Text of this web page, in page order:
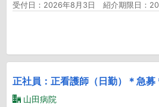
受付日：2026年8月3日 紹介期限日：
正社員：正看護師（日勤）＊急募
山田病院